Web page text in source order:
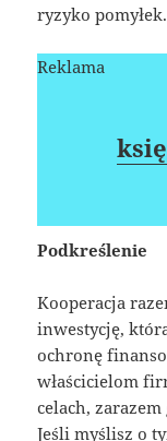
ryzyko pomyłek.
Reklama
Podkreślenie
Kooperacja
inwestycję,
ochronę
właścicielom
celach,
Jeśli myślisz o